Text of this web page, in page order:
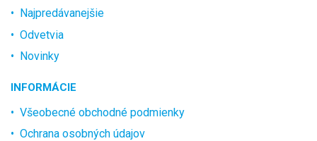
Najpredávanejšie
Odvetvia
Novinky
INFORMÁCIE
Všeobecné obchodné podmienky
Ochrana osobných údajov